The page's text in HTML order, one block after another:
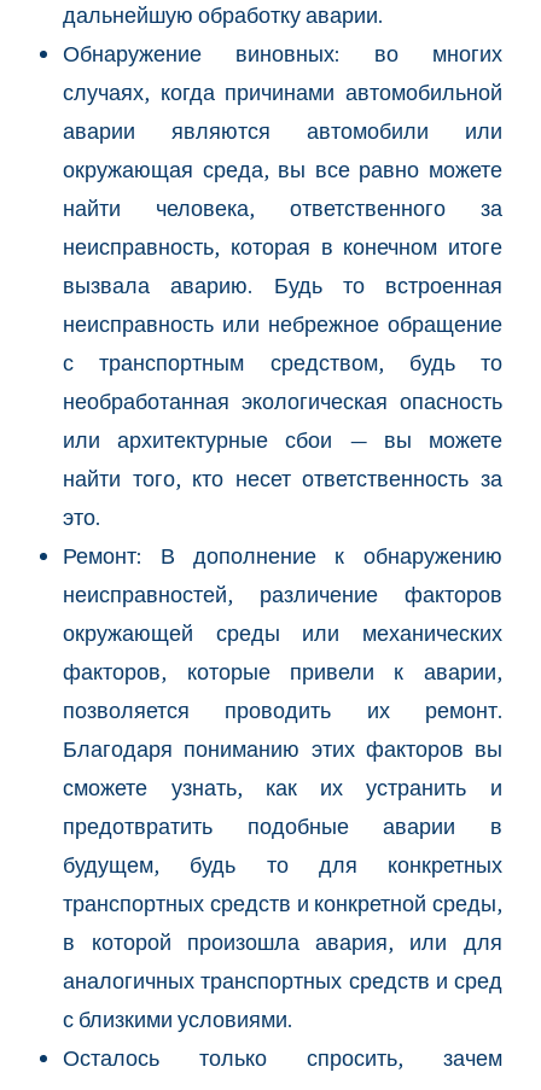
дальнейшую обработку аварии.
Обнаружение виновных: во многих
случаях, когда причинами автомобильной
аварии являются автомобили или
окружающая среда, вы все равно можете
найти человека, ответственного за
неисправность, которая в конечном итоге
вызвала аварию. Будь то встроенная
неисправность или небрежное обращение
с транспортным средством, будь то
необработанная экологическая опасность
или архитектурные сбои — вы можете
найти того, кто несет ответственность за
это.
Ремонт: В дополнение к обнаружению
неисправностей, различение факторов
окружающей среды или механических
факторов, которые привели к аварии,
позволяется проводить их ремонт.
Благодаря пониманию этих факторов вы
сможете узнать, как их устранить и
предотвратить подобные аварии в
будущем, будь то для конкретных
транспортных средств и конкретной среды,
в которой произошла авария, или для
аналогичных транспортных средств и сред
с близкими условиями.
Осталось только спросить, зачем